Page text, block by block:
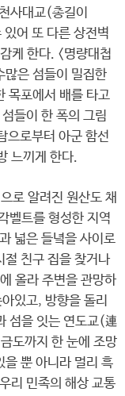
사대교(총길이
어 또 다른 상전벽
케 한다. <명량대첩
많은 섬들이 밀집한
목포에서 배를 타고
들이 한 폭의 그림
으로부터 아군 함선
느끼게 한다.
로 알려진 원산도 채
벨트를 형성한 지역
넓은 들녘을 사이로
친구 집을 찾거나
올라 주변을 관망하
있고, 방향을 돌리
섬을 잇는 연도교(連
도까지 한 눈에 조망
을 뿐 아니라 멀리 흑
리 민족의 해상 교통